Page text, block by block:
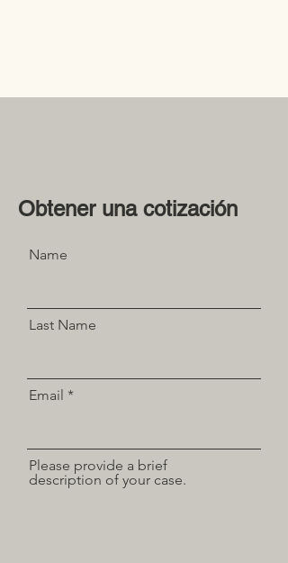
Obtener una cotización
Name
Last Name
Email
Please provide a brief
description of your case.